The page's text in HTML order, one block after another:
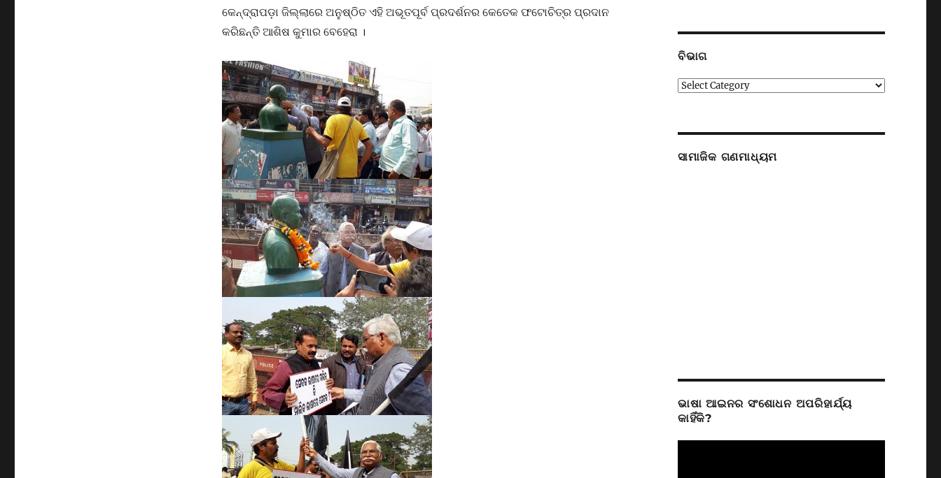
କେନ୍ଦ୍ରାପଡ଼ା ଜିଲ୍ଲାରେ ଅନୁଷ୍ଠିତ ଏହି ଅଭୂତପୂର୍ବ ପ୍ରଦର୍ଶନର କେତେକ ଫଟୋଚିତ୍ର ପ୍ରଦାନ
କରିଛନ୍ତି ଆଶିଷ କୁମାର ବେହେରା ।
ବିଭାଗ
ବିଭାଗ
ସାମାଜିକ ଗଣମାଧ୍ୟମ
ଭାଷା ଆଇନର ସଂଶୋଧନ ଅପରିହାର୍ଯ୍ୟ
କାହିଁକି?